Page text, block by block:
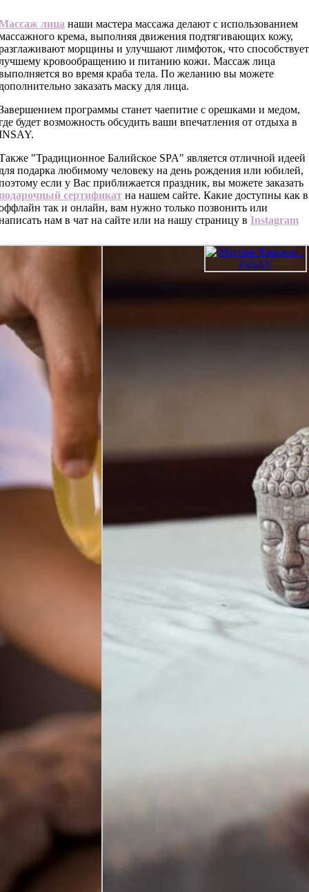
лица наши мастера массажа делают с использованием
крема, выполняя движения подтягивающих кожу,
морщины и улучшают лимфоток, что способствует
кровообращению и питанию кожи. Массаж лица
во время краба тела. По желанию вы можете
заказать маску для лица.
программы станет чаепитие с орешками и медом,
будет возможность обсудить ваши впечатления от отдыха в
"Традиционное Балийское SPA" является отличной идеей
подарка любимому человеку на день рождения или юбилей,
если у Вас приближается праздник, вы можете заказать
сертификат на нашем сайте. Какие доступны как в
так и онлайн, вам нужно только позвонить или
нам в чат на сайте или на нашу страницу в Instagram